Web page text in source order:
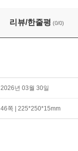
리뷰/한줄평 (0/0)
2026년 03월 30일
46쪽 | 225*250*15mm